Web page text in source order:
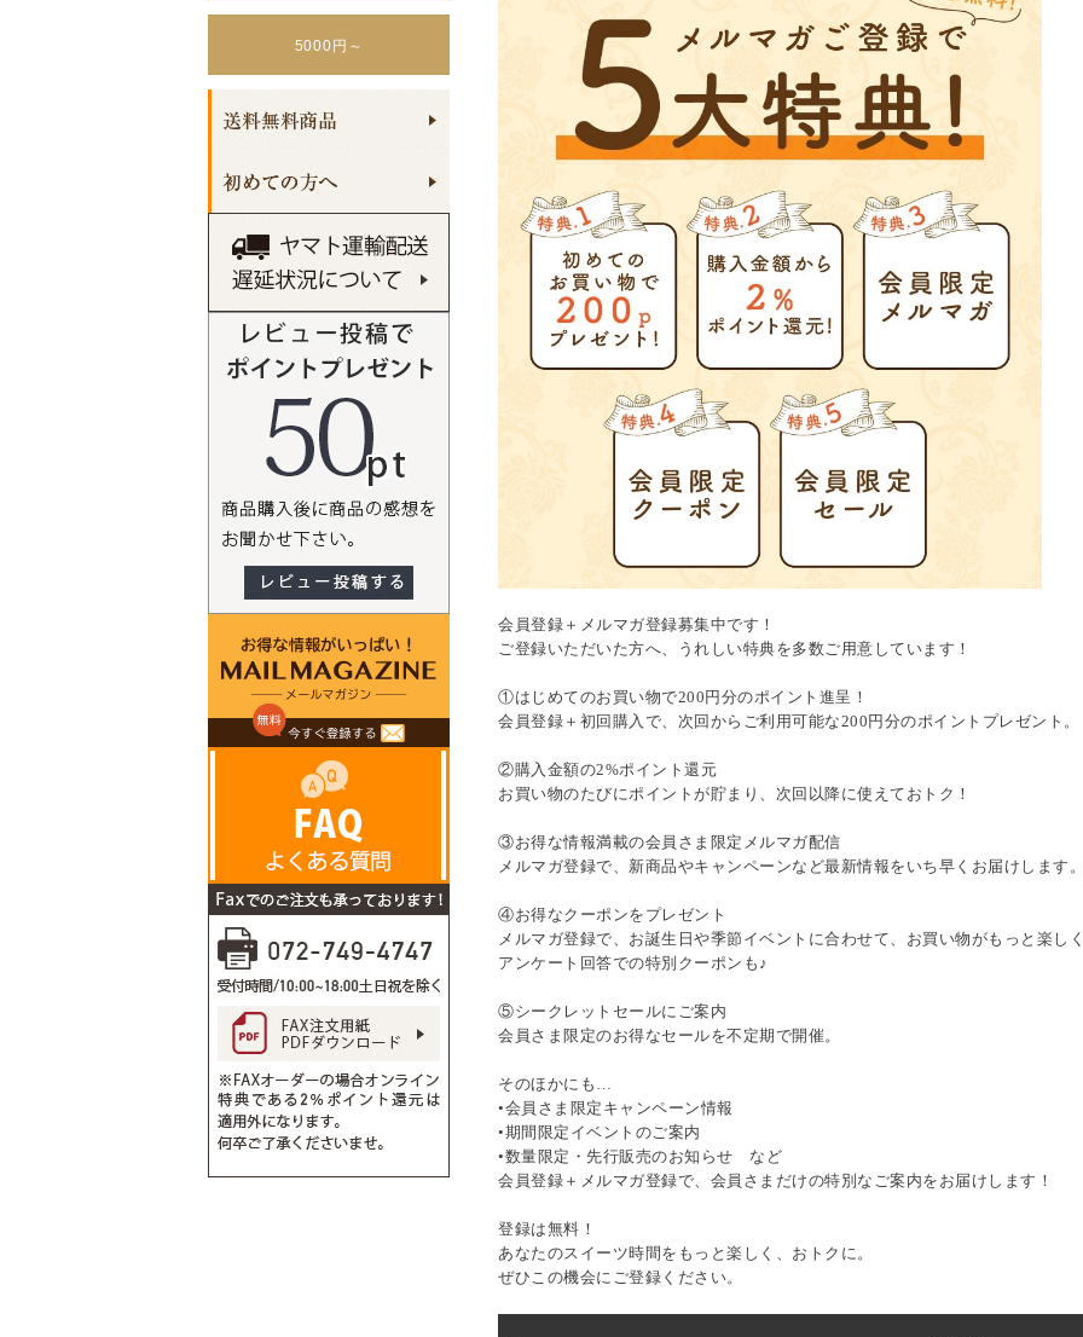
5000円～
会員登録＋メルマガ登録募集中です！
ご登録いただいた方へ、うれしい特典を多数ご用意しています！
①はじめてのお買い物で200円分のポイント進呈！
会員登録＋初回購入で、次回からご利用可能な200円分のポイントプレゼント。
②購入金額の2%ポイント還元
お買い物のたびにポイントが貯まり、次回以降に使えておトク！
③お得な情報満載の会員さま限定メルマガ配信
メルマガ登録で、新商品やキャンペーンなど最新情報をいち早くお届けします。
④お得なクーポンをプレゼント
メルマガ登録で、お誕生日や季節イベントに合わせて、お買い物がもっと楽し
アンケート回答での特別クーポンも♪
⑤シークレットセールにご案内
会員さま限定のお得なセールを不定期で開催。
そのほかにも…
•会員さま限定キャンペーン情報
•期間限定イベントのご案内
•数量限定・先行販売のお知らせ など
会員登録＋メルマガ登録で、会員さまだけの特別なご案内をお届けします！
登録は無料！
あなたのスイーツ時間をもっと楽しく、おトクに。
ぜひこの機会にご登録ください。